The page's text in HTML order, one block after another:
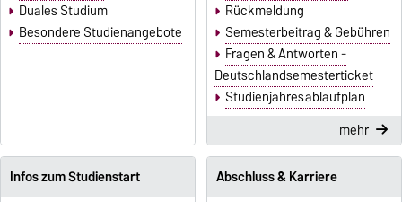
Duales Studium
Besondere Studienangebote
Rückmeldung
Semesterbeitrag & Gebühren
Fragen & Antworten -
Deutschlandsemesterticket
Studienjahresablaufplan
mehr
Infos zum Studienstart
Abschluss & Karriere